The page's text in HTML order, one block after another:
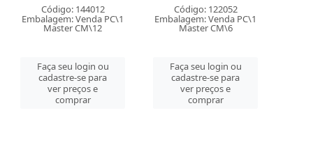
Código: 144012
Embalagem: Venda PC\1
Master CM\12
Faça seu login ou
cadastre-se para
ver preços e
comprar
Código: 122052
Embalagem: Venda PC\1
Master CM\6
Faça seu login ou
cadastre-se para
ver preços e
comprar